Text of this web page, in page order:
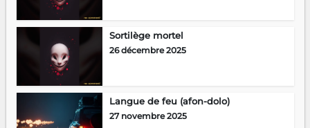
Sortilège mortel
26 décembre 2025
Langue de feu (afon-dolo)
27 novembre 2025